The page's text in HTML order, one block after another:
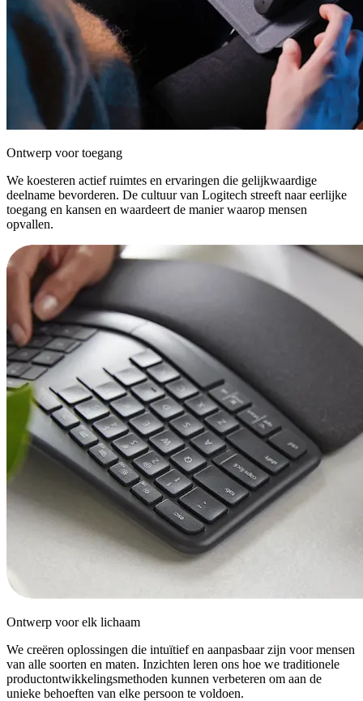
Ontwerp voor toegang
We koesteren actief ruimtes en ervaringen die gelijkwaardige
deelname bevorderen. De cultuur van Logitech streeft naar eerlijke
toegang en kansen en waardeert de manier waarop mensen
opvallen.
Ontwerp voor elk lichaam
We creëren oplossingen die intuïtief en aanpasbaar zijn voor mensen
van alle soorten en maten. Inzichten leren ons hoe we traditionele
productontwikkelingsmethoden kunnen verbeteren om aan de
unieke behoeften van elke persoon te voldoen.